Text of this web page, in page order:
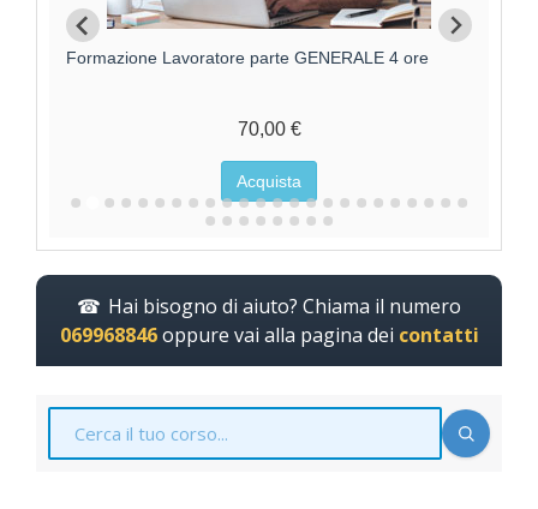
Formazione Lavoratori parte GENERALE +
95,00 €
Acquista
Hai bisogno di aiuto? Chiama il numero
069968846oppure vai alla pagina dei contatti